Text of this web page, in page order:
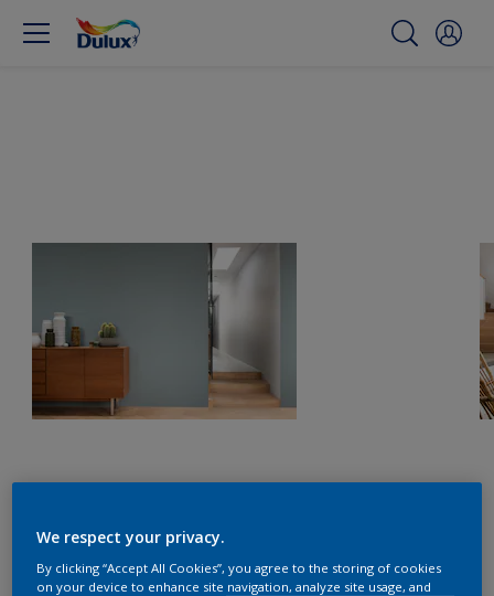
We respect your privacy.
By clicking “Accept All Cookies”, you agree to the storing of cookies
on your device to enhance site navigation, analyze site usage, and